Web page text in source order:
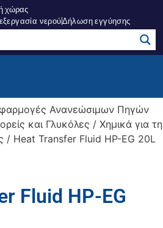
χώρας
νερούΔήλωση εγγύησης
Ανανεώσιμων Πηγών
και Γλυκόλες / Χημικά για τη
/ Heat Transfer Fluid HP-EG 20L
Fluid HP-EG